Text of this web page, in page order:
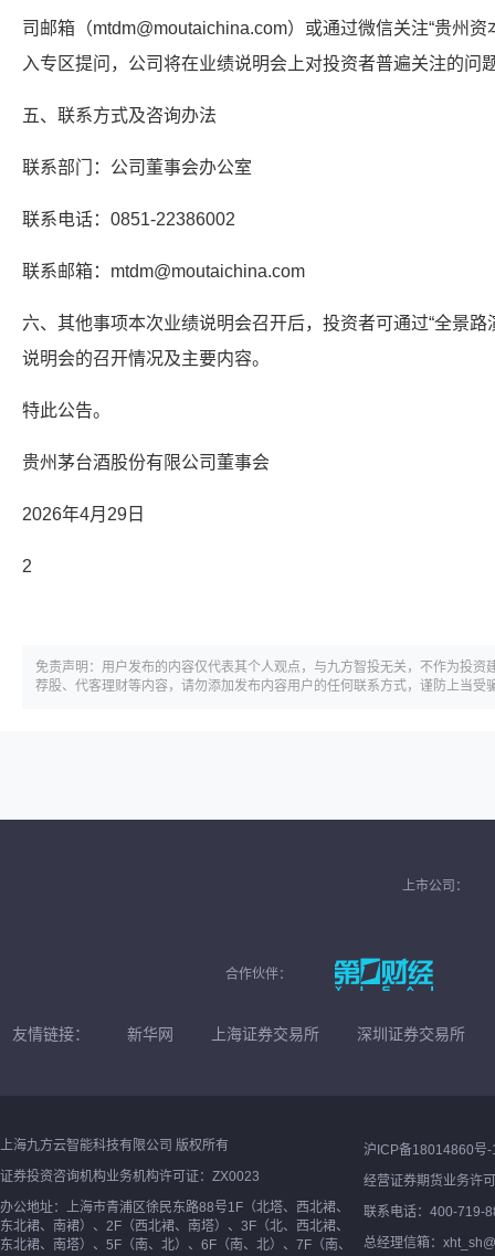
司邮箱（mtdm@moutaichina.com）或通过微信关注“贵州资
入专区提问，公司将在业绩说明会上对投资者普遍关注的问
五、联系方式及咨询办法
联系部门：公司董事会办公室
联系电话：0851-22386002
联系邮箱：mtdm@moutaichina.com
六、其他事项本次业绩说明会召开后，投资者可通过“全景路
说明会的召开情况及主要内容。
特此公告。
贵州茅台酒股份有限公司董事会
2026年4月29日
2
免责声明：用户发布的内容仅代表其个人观点，与九方智投无关，不作为投
荐股、代客理财等内容，请勿添加发布内容用户的任何联系方式，谨防上当受
上市公司：
合作伙伴：
友情链接： 新华网 上海证券交易所 深圳证券交易所
上海九方云智能科技有限公司 版权所有
证券投资咨询机构业务机构许可证：ZX0023
办公地址：上海市青浦区徐民东路88号1F（北塔、西北裙、
东北裙、南裙）、2F（西北裙、南塔）、3F（北、西北裙、
东北裙、南塔）、5F（南、北）、6F（南、北）、7F（南、
沪ICP备18014860号-
经营证券期货业务许
联系电话：400-719-
总经理信箱：